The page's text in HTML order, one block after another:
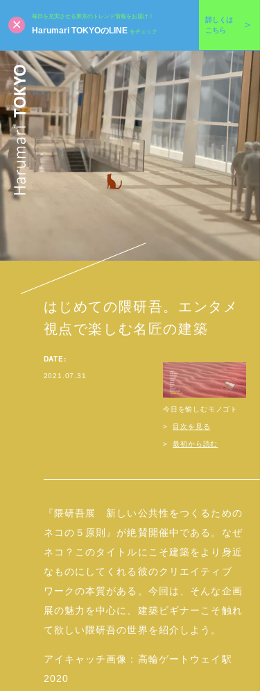
毎日を充実させる東京のトレンド情報をお届け！
Harumari TOKYOのLINE をチェック
詳しくは
こちら
はじめての隈研吾。エンタメ
視点で楽しむ名匠の建築
DATE:
2021.07.31
今日を愉しむモノゴト
目次を見る
最初から読む
『隈研吾展 新しい公共性をつくるための
ネコの５原則』が絶賛開催中である。なぜ
ネコ？このタイトルにこそ建築をより身近
なものにしてくれる彼のクリエイティブ
ワークの本質がある。今回は、そんな企画
展の魅力を中心に、建築ビギナーこそ触れ
て欲しい隈研吾の世界を紹介しよう。
アイキャッチ画像：高輪ゲートウェイ駅
2020